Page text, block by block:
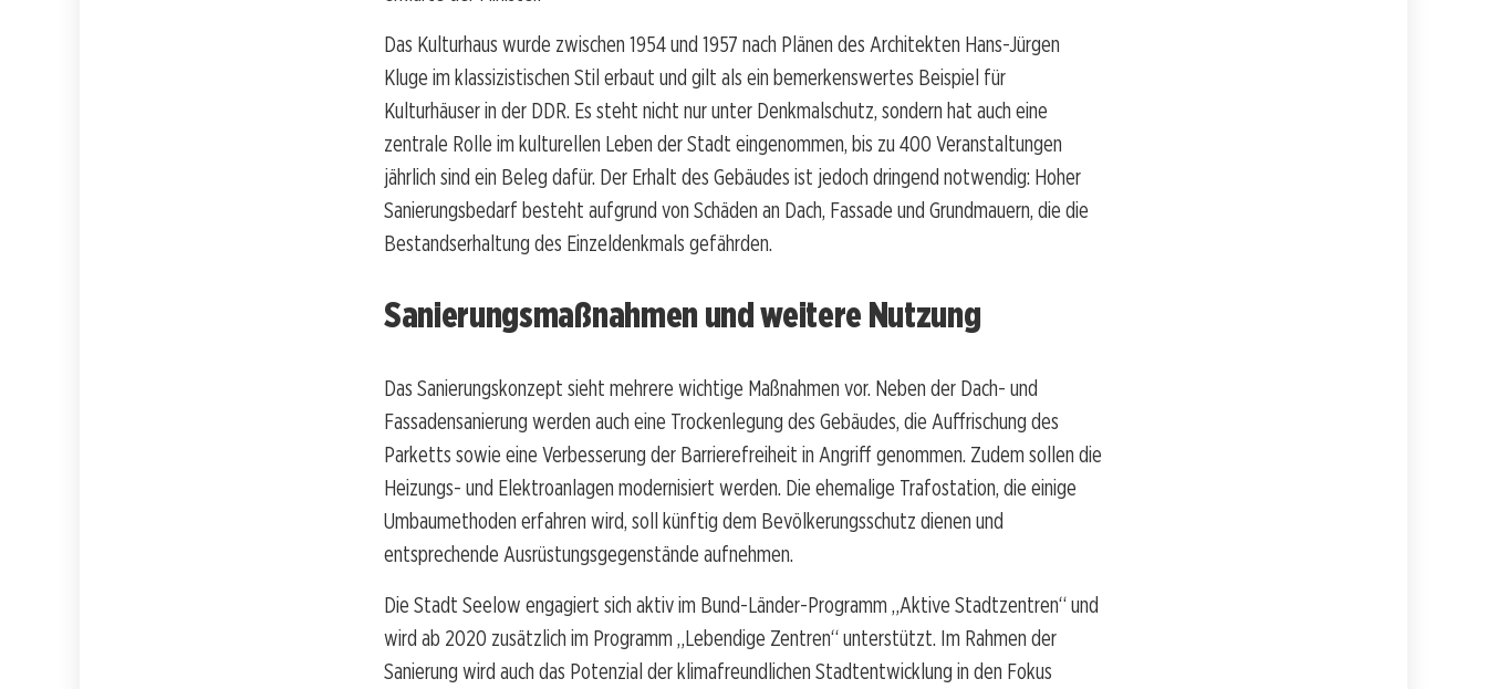
Das Kulturhaus wurde zwischen 1954 und 1957 nach Plänen des Architekten Hans-Jürgen
Kluge im klassizistischen Stil erbaut und gilt als ein bemerkenswertes Beispiel für
Kulturhäuser in der DDR. Es steht nicht nur unter Denkmalschutz, sondern hat auch eine
zentrale Rolle im kulturellen Leben der Stadt eingenommen, bis zu 400 Veranstaltungen
jährlich sind ein Beleg dafür. Der Erhalt des Gebäudes ist jedoch dringend notwendig: Hoher
Sanierungsbedarf besteht aufgrund von Schäden an Dach, Fassade und Grundmauern, die die
Bestandserhaltung des Einzeldenkmals gefährden.
Sanierungsmaßnahmen und weitere Nutzung
Das Sanierungskonzept sieht mehrere wichtige Maßnahmen vor. Neben der Dach- und
Fassadensanierung werden auch eine Trockenlegung des Gebäudes, die Auffrischung des
Parketts sowie eine Verbesserung der Barrierefreiheit in Angriff genommen. Zudem sollen die
Heizungs- und Elektroanlagen modernisiert werden. Die ehemalige Trafostation, die einige
Umbaumethoden erfahren wird, soll künftig dem Bevölkerungsschutz dienen und
entsprechende Ausrüstungsgegenstände aufnehmen.
Die Stadt Seelow engagiert sich aktiv im Bund-Länder-Programm „Aktive Stadtzentren“ und
wird ab 2020 zusätzlich im Programm „Lebendige Zentren“ unterstützt. Im Rahmen der
Sanierung wird auch das Potenzial der klimafreundlichen Stadtentwicklung in den Fokus